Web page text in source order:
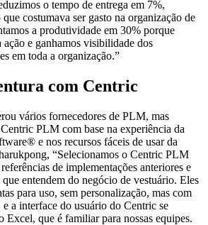
o tempo de entrega em 7%,
costumava ser gasto na organização de
a produtividade em 30% porque
ação e ganhamos visibilidade dos
em toda a organização.”
com Centric
vários fornecedores de PLM, mas
PLM com base na experiência da
e nos recursos fáceis de usar da
“Selecionamos o Centric PLM
de implementações anteriores e
entendem do negócio de vestuário. Eles
para uso, sem personalização, mas com
a interface do usuário do Centric se
Excel, que é familiar para nossas equipes.